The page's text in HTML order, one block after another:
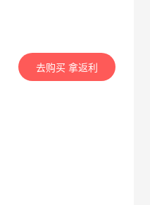
去购买 拿返利